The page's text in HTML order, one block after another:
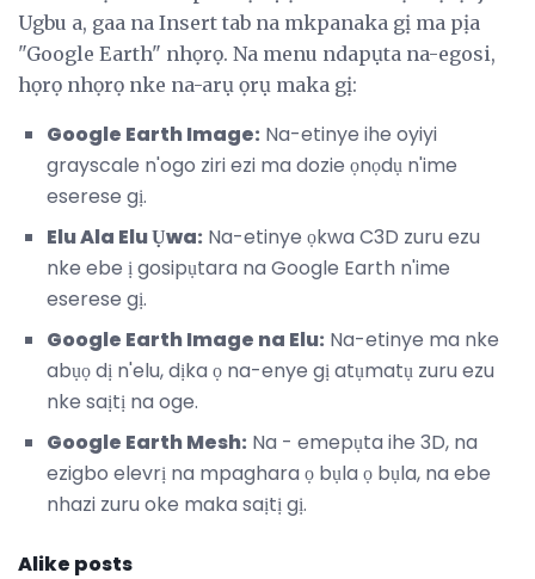
Ugbu a, gaa na Insert tab na mkpanaka gị ma pịa
"Google Earth" nhọrọ. Na menu ndapụta na-egosi,
họrọ nhọrọ nke na-arụ ọrụ maka gị:
Google Earth Image: Na-etinye ihe oyiyi
grayscale n'ogo ziri ezi ma dozie ọnọdụ n'ime
eserese gị.
Elu Ala Elu Ụwa: Na-etinye ọkwa C3D zuru ezu
nke ebe ị gosipụtara na Google Earth n'ime
eserese gị.
Google Earth Image na Elu: Na-etinye ma nke
abụọ dị n'elu, dịka ọ na-enye gị atụmatụ zuru ezu
nke saịtị na oge.
Google Earth Mesh: Na - emepụta ihe 3D, na
ezigbo elevrị na mpaghara ọ bụla ọ bụla, na ebe
nhazi zuru oke maka saịtị gị.
Alike posts